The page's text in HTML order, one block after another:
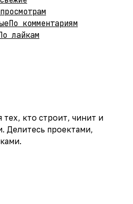
По комментариям
лайкам
кто строит, чинит и
Делитесь проектами,